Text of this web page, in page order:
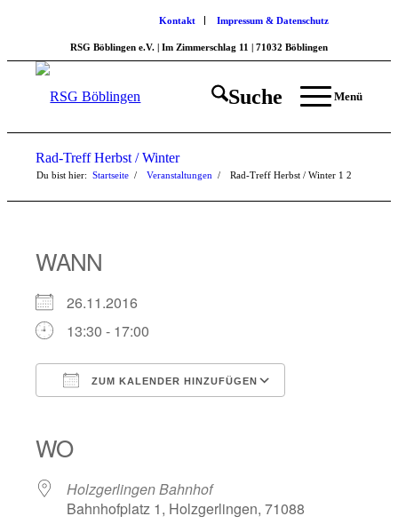
Kontakt Impressum & Datenschutz
RSG Böblingen e.V. | Im Zimmerschlag 11 | 71032 Böblingen
Suche Menü
Rad-Treff Herbst / Winter
Du bist hier: Startseite 1
/ Veranstaltungen 2
/ Rad-Treff Herbst / Winter
WANN
26.11.2016
13:30 - 17:00
ZUM KALENDER HINZUFÜGEN
WO
Holzgerlingen Bahnhof
Bahnhofplatz 1, Holzgerlingen, 71088